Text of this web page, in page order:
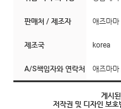
판매처 / 제조자 애즈마마
제조국 korea
A/S책임자와 연락처 애즈마마
게시
저작권 및 디자인 보